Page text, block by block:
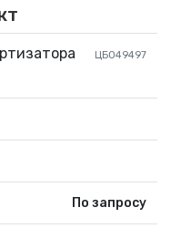
Подбор запчастей
(СХИ)
ул. Рокоссовского,
ЦБ049497
По запросу